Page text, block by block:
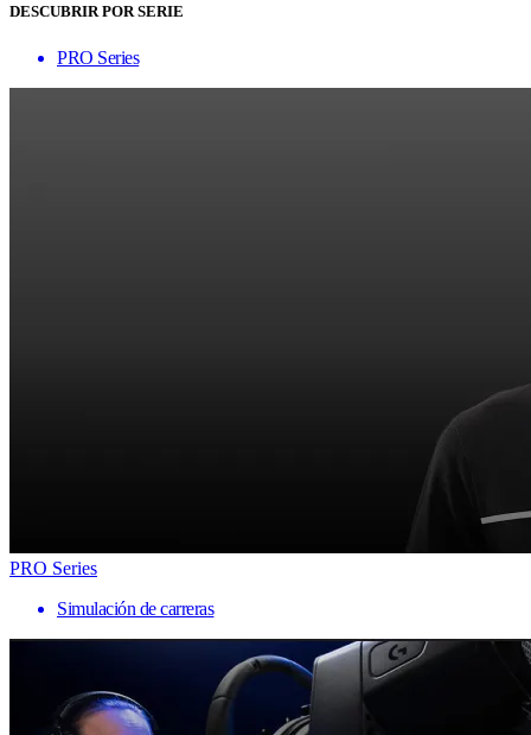
DESCUBRIR POR SERIE
PRO Series
PRO Series
Simulación de carreras